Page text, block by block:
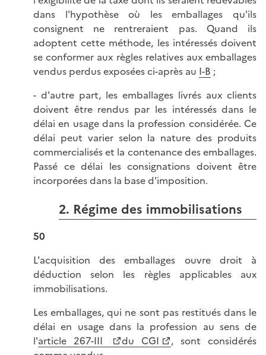
dans l'hypothèse où les emballages qu'ils
consignent ne rentreraient pas. Quand ils
adoptent cette méthode, les intéressés doivent
se conformer aux règles relatives aux emballages
vendus perdus exposées ci-après au I-B ;
- d'autre part, les emballages livrés aux clients
doivent être rendus par les intéressés dans le
délai en usage dans la profession considérée. Ce
délai peut varier selon la nature des produits
commercialisés et la contenance des emballages.
Passé ce délai les consignations doivent être
incorporées dans la base d'imposition.
2. Régime des immobilisations
50
L'acquisition des emballages ouvre droit à
déduction selon les règles applicables aux
immobilisations.
Les emballages, qui ne sont pas restitués dans le
délai en usage dans la profession au sens de
l'article 267-III du CGI
, sont considérés